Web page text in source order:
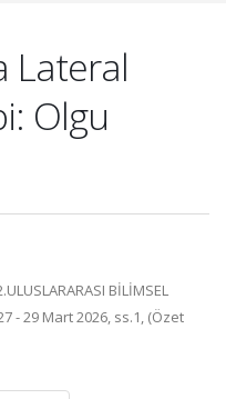
Lateral
Olgu
BİLİMSEL
- 29 Mart 2026, ss.1, (Özet